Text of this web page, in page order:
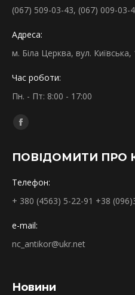
(067) 509-03-43, (067) 009-03-
Адреса:
м. Біла Церква, вул. Київська,
Час роботи:
Пн. - Пт: 8:00 - 17:00
Find us on:
Facebook
opens
new
window
ПОВІДОМИТИ ПРО
Телефон:
+ 380 (4563) 5-22-91 +38
e-mail:
nc_antikor@ukr.net
Новини